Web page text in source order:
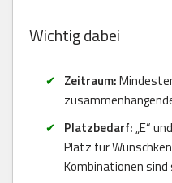
Wichtig dabei
Zeitraum:
Platzbedarf:„E“
Platz für
Kombinationen sind